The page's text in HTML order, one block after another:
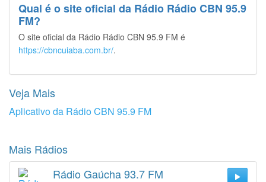
Qual é o site oficial da Rádio Rádio CBN 95.9
FM?
O site oficial da Rádio Rádio CBN 95.9 FM é
https://cbncuiaba.com.br/.
Veja Mais
Aplicativo da Rádio CBN 95.9 FM
Mais Rádios
Rádio Gaúcha 93.7 FM